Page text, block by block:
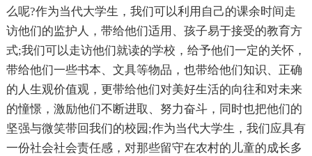
么呢?作为当代大学生，我们可以利用自己的课余时间走
访他们的监护人，带给他们适用、孩子易于接受的教育方
式;我们可以走访他们就读的学校，给予他们一定的关怀，
带给他们一些书本、文具等物品，也带给他们知识、正确
的人生观价值观，更带给他们对美好生活的向往和对未来
的憧憬，激励他们不断进取、努力奋斗，同时也把他们的
坚强与微笑带回我们的校园;作为当代大学生，我们应具有
一份社会社会责任感，对那些留守在农村的儿童的成长多